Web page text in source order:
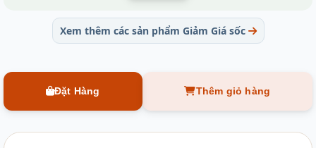
Xem thêm các sản phẩm Giảm Giá sốc
Đặt Hàng Thêm giỏ hàng